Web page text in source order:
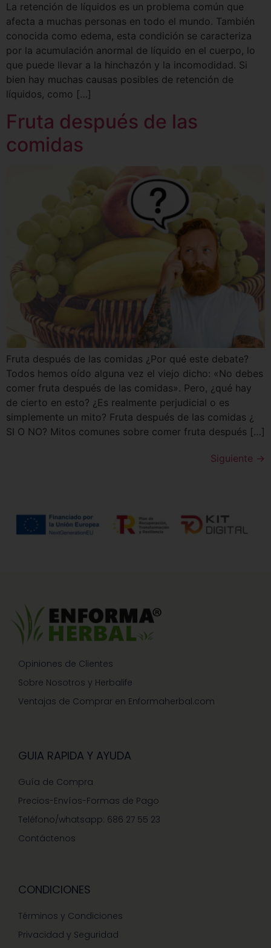
La retención de líquidos es un problema común que
afecta a muchas personas en todo el mundo. También
conocida como edema, esta condición se caracteriza
por la acumulación anormal de líquido en el cuerpo, lo
que puede llevar a la hinchazón y la incomodidad. Si
bien hay muchas causas posibles de retención de
líquidos, como […]
Fruta después de las
comidas
Fruta después de las comidas ¿Por qué este debate?
Todos hemos oído alguna vez el viejo dicho: «No debes
comer fruta después de las comidas». Pero, ¿qué hay
de cierto en esto? ¿Es realmente perjudicial o es
simplemente un mito? Fruta después de las comidas ¿
SI O NO? Mitos comunes sobre comer fruta después […]
Siguiente →
Opiniones de Clientes
Sobre Nosotros y Herbalife
Ventajas de Comprar en Enformaherbal.com
GUIA RAPIDA Y AYUDA
Guía de Compra
Precios-Envíos-Formas de Pago
Teléfono/whatsapp: 686 27 55 23
Contáctenos
CONDICIONES
Términos y Condiciones
Privacidad y Seguridad